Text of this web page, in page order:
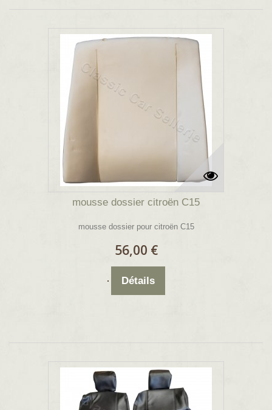
mousse dossier citroën C15
mousse dossier pour citroën C15
56,00 €
Détails